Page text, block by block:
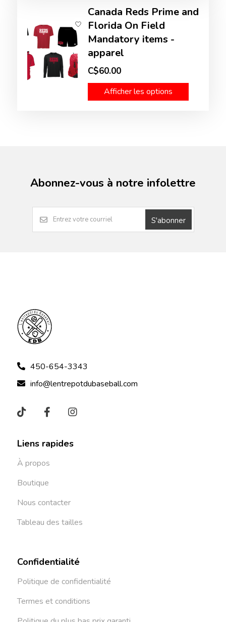
Canada Reds Prime and
Florida On Field
Mandatory items -
apparel
C$60.00
Afficher les options
Abonnez-vous à notre infolettre
S'abonner
450-654-3343
info@lentrepotdubaseball.com
Liens rapides
À propos
Boutique
Nous contacter
Tableau des tailles
Confidentialité
Politique de confidentialité
Termes et conditions